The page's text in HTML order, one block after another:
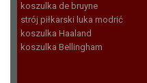
koszulka de bruyne
strój piłkarski luka modrić
koszulka Haaland
koszulka Bellingham